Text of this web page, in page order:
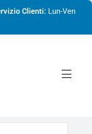
Clienti: Lun-Ven